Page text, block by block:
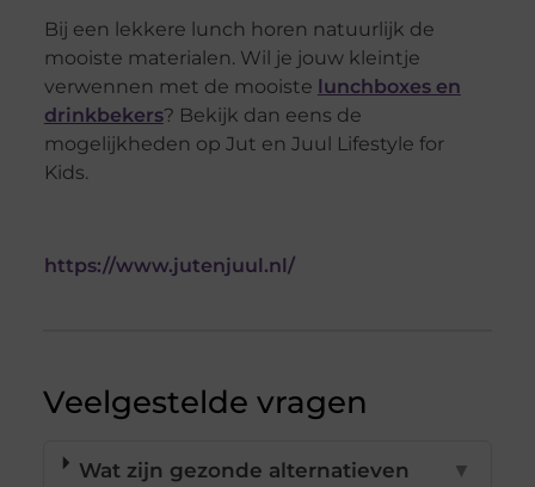
Bij een lekkere lunch horen natuurlijk de
mooiste materialen. Wil je jouw kleintje
verwennen met de mooiste lunchboxes en
drinkbekers? Bekijk dan eens de
mogelijkheden op Jut en Juul Lifestyle for
Kids.
https://www.jutenjuul.nl/
Veelgestelde vragen
Wat zijn gezonde alternatieven
▼